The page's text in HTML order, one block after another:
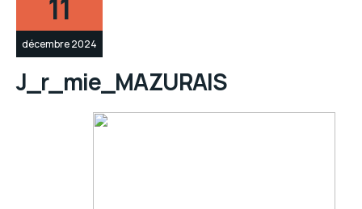
11
décembre 2024
J_r_mie_MAZURAIS